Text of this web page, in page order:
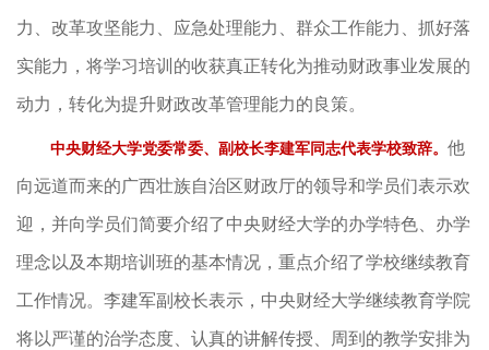
力、改革攻坚能力、应急处理能力、群众工作能力、抓好落
实能力，将学习培训的收获真正转化为推动财政事业发展的
动力，转化为提升财政改革管理能力的良策。
中央财经大学党委常委、副校长李建军同志代表学校致辞。 他
向远道而来的广西壮族自治区财政厅的领导和学员们表示欢
迎，并向学员们简要介绍了中央财经大学的办学特色、办学
理念以及本期培训班的基本情况，重点介绍了学校继续教育
工作情况。李建军副校长表示，中央财经大学继续教育学院
将以严谨的治学态度、认真的讲解传授、周到的教学安排为